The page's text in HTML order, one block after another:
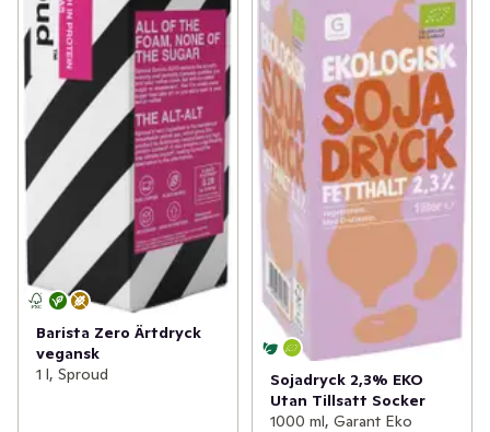
Barista Zero Ärtdryck
vegansk
1 l, Sproud
Sojadryck 2,3% EKO
Utan Tillsatt Socker
1000 ml, Garant Eko